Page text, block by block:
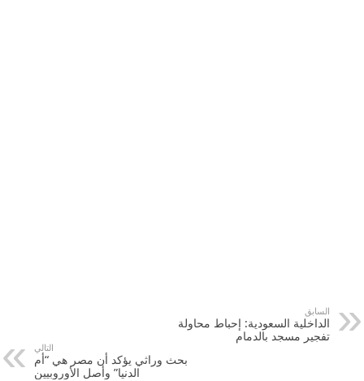
السابق
الداخلية السعودية: إحباط محاولة
تفجير مسجد بالدمام
التالي
بحث وراثي يؤكد أن مصر هي “أم
الدنيا” وأصل الأوروبيين